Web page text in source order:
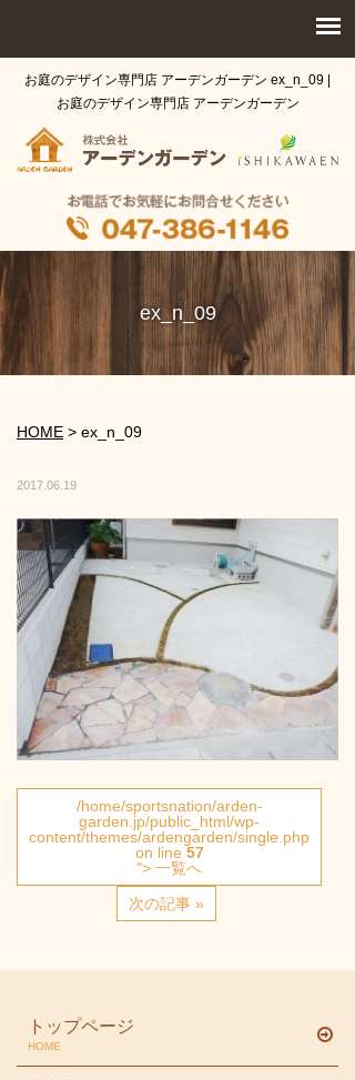
お庭のデザイン専門店 アーデンガーデン ex_n_09 |
お庭のデザイン専門店 アーデンガーデン
ex_n_09
HOME > ex_n_09
2017.06.19
/home/sportsnation/arden-
garden.jp/public_html/wp-
content/themes/ardengarden/single.php
on line 57
"> 一覧へ
次の記事 »
トップページ
HOME